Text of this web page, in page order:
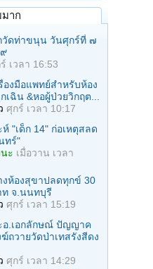
มาก
วัดท่าขนุน วันศุกร์ที่ ๗
เวลา 16:53
องมือแพทย์สำหรับห้อง
เฉิน &หอผู้ป่วยวิกฤต...
ศุกร์ เวลา 10:17
"เด็ก 14" ก่อเหตุสลด
ทร์"
ะ เมื่อวาน เวลา
ห้องสุขาปลดทุกข์ 30
ท จ.นนทบุรี
ศุกร์ เวลา 15:19
อ.เอกลักษณ์ ปัญญาค
ถวายวัดป่าเทสรังสีดง
ศุกร์ เวลา 14:29